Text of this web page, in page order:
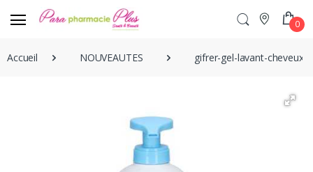
0
Accueil NOUVEAUTES gifrer-gel-lavant-cheveux-